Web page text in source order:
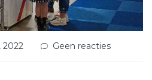
2022 Geen reacties